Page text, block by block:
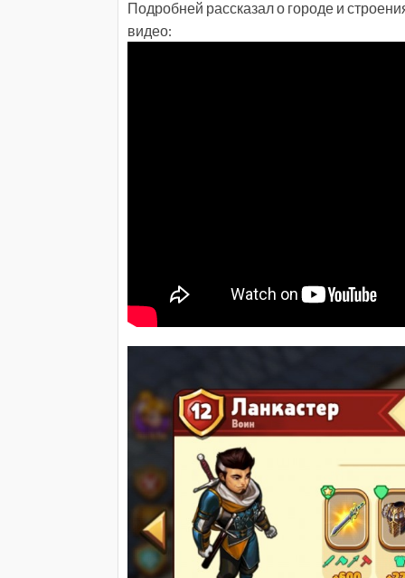
Подробней рассказал о городе и
видео: